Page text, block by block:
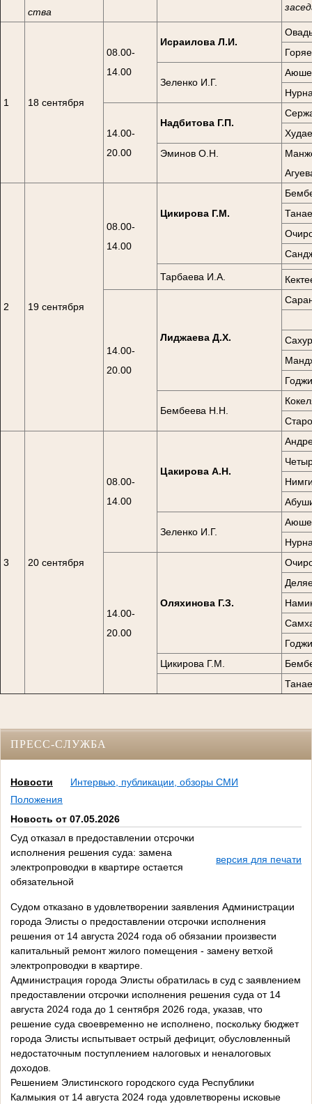
ства
1 18 сентября
08.00-
14.00
Исраилова Л.И.
Зеленко И.Г.
14.00-
20.00
Надбитова Г.П.
Эминов О.Н.
2 19 сентября
08.00-
14.00
Цикирова Г.М.
Тарбаева И.А.
14.00-
20.00
Лиджаева Д.Х.
Бембеева Н.Н.
3 20 сентября
08.00-
14.00
Цакирова А.Н.
Зеленко И.Г.
14.00-
20.00
Оляхинова Г.З.
Цикирова Г.М.
ПРЕСС-СЛУЖБА
Новости
Интервью, публикации, обзоры СМИ
Положения
Новость от 07.05.2026
Суд отказал в предоставлении отсрочки
исполнения решения суда: замена
электропроводки в квартире остается
обязательной
версия для печати
Судом отказано в удовлетворении заявления Администрации
города Элисты о предоставлении отсрочки исполнения
решения от 14 августа 2024 года об обязании произвести
капитальный ремонт жилого помещения - замену ветхой
электропроводки в квартире.
Администрация города Элисты обратилась в суд с заявлением
предоставлении отсрочки исполнения решения суда от 14
августа 2024 года до 1 сентября 2026 года, указав, что
решение суда своевременно не исполнено, поскольку бюджет
города Элисты испытывает острый дефицит, обусловленный
недостаточным поступлением налоговых и неналоговых
доходов.
Решением Элистинского городского суда Республики
Калмыкия от 14 августа 2024 года удовлетворены исковые